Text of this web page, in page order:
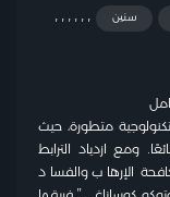
سنين
تكنولوجية متطورة، حيث
ومع ازدياد الترابط
الإرهاب والفساد